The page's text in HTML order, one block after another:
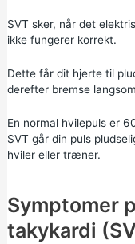
SVT sker, når det
ikke fungerer korrekt.
Dette får dit hjerte til
derefter bremse
En normal hvilepuls er
SVT går din puls
hviler eller træner.
Symptomer
takykardi